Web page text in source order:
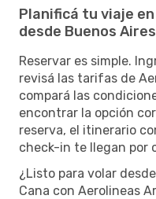
Planificá tu viaje
desde Buenos
Reservar es simple.
revisá las tarifas de
compará las
encontrar la opción
reserva, el itinerario
check-in te llegan por
¿Listo para volar
Cana con Aerolineas